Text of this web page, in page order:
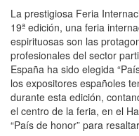
La prestigiosa Feria
19ª edición, una feria
espirituosas son las
profesionales del sector
España ha sido elegida
los expositores españoles
durante esta edición,
el centro de la feria, en el
“País de honor” para